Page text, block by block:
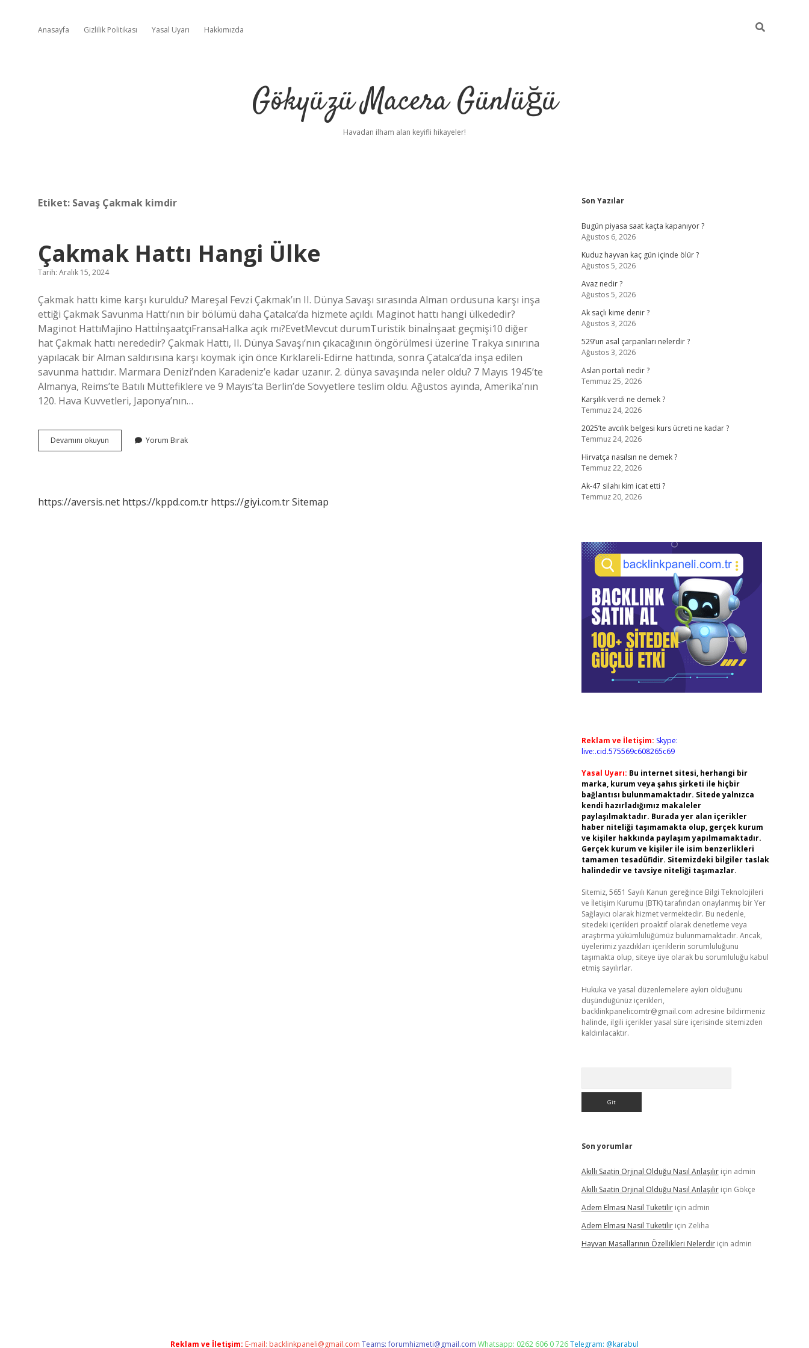
Anasayfa Gizlilik Politikası Yasal Uyarı Hakkımızda
Gökyüzü Macera Günlüğü
Havadan ilham alan keyifli hikayeler!
Etiket: Savaş Çakmak kimdir
Çakmak Hattı Hangi Ülke
Tarih: Aralık 15, 2024
Çakmak hattı kime karşı kuruldu? Mareşal Fevzi Çakmak’ın II. Dünya Savaşı sırasında Alman ordusuna karşı inşa
ettiği Çakmak Savunma Hattı’nın bir bölümü daha Çatalca’da hizmete açıldı. Maginot hattı hangi ülkededir?
Maginot HattıMajino HattıİnşaatçıFransaHalka açık mı?EvetMevcut durumTuristik binaİnşaat geçmişi10 diğer
hat Çakmak hattı nerededir? Çakmak Hattı, II. Dünya Savaşı’nın çıkacağının öngörülmesi üzerine Trakya sınırına
yapılacak bir Alman saldırısına karşı koymak için önce Kırklareli-Edirne hattında, sonra Çatalca’da inşa edilen
savunma hattıdır. Marmara Denizi’nden Karadeniz’e kadar uzanır. 2. dünya savaşında neler oldu? 7 Mayıs 1945’te
Almanya, Reims’te Batılı Müttefiklere ve 9 Mayıs’ta Berlin’de Sovyetlere teslim oldu. Ağustos ayında, Amerika’nın
120. Hava Kuvvetleri, Japonya’nın…
Devamını okuyun Çakmak
Hattı
Yorum Bırak
https://aversis.net https://kppd.com.tr https://giyi.com.trSitemap
Sidebar
Son Yazılar
Bugün piyasa saat kaçta kapanıyor ?
Ağustos 6, 2026
Kuduz hayvan kaç gün içinde ölür ?
Ağustos 5, 2026
Avaz nedir ?
Ağustos 5, 2026
Ak saçlı kime denir ?
Ağustos 3, 2026
529’un asal çarpanları nelerdir ?
Ağustos 3, 2026
Aslan portali nedir ?
Temmuz 25, 2026
Karşılık verdi ne demek ?
Temmuz 24, 2026
2025’te avcılık belgesi kurs ücreti ne kadar ?
Temmuz 24, 2026
Hirvatça nasılsın ne demek ?
Temmuz 22, 2026
Ak-47 silahı kim icat etti ?
Temmuz 20, 2026
Reklam ve İletişim: Skype:
live:.cid.575569c608265c69
Yasal Uyarı: Bu internet sitesi, herhangi bir
marka, kurum veya şahıs şirketi ile hiçbir
bağlantısı bulunmamaktadır. Sitede yalnızca
kendi hazırladığımız makaleler
paylaşılmaktadır. Burada yer alan içerikler
haber niteliği taşımamakta olup, gerçek kurum
ve kişiler hakkında paylaşım yapılmamaktadır.
Gerçek kurum ve kişiler ile isim benzerlikleri
tamamen tesadüfidir. Sitemizdeki bilgiler taslak
halindedir ve tavsiye niteliği taşımazlar.
Sitemiz, 5651 Sayılı Kanun gereğince Bilgi Teknolojileri
ve İletişim Kurumu (BTK) tarafından onaylanmış bir Yer
Sağlayıcı olarak hizmet vermektedir. Bu nedenle,
sitedeki içerikleri proaktif olarak denetleme veya
araştırma yükümlülüğümüz bulunmamaktadır. Ancak,
üyelerimiz yazdıkları içeriklerin sorumluluğunu
taşımakta olup, siteye üye olarak bu sorumluluğu kabul
etmiş sayılırlar.
Hukuka ve yasal düzenlemelere aykırı olduğunu
düşündüğünüz içerikleri,
backlinkpanelicomtr@gmail.com adresine bildirmeniz
halinde, ilgili içerikler yasal süre içerisinde sitemizden
kaldırılacaktır.
Son yorumlar
Akıllı Saatin Orjinal Olduğu Nasıl Anlaşılıriçin admin
Akıllı Saatin Orjinal Olduğu Nasıl Anlaşılıriçin Gökçe
Adem Elması Nasil Tuketiliriçin admin
Adem Elması Nasil Tuketiliriçin Zeliha
Hayvan Masallarının Özellikleri Nelerdiriçin admin
Reklam ve İletişim: E-mail: backlinkpaneli@gmail.com Teams:forumhizmeti@gmail.com Whatsapp: 0262 606 0 726Telegram: @karabul